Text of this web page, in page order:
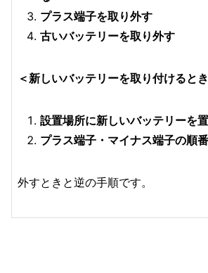
プラス端子を取り外す
古いバッテリーを取り外す
＜新しいバッテリーを取り付けると
設置場所に新しいバッテリーを置
プラス端子・マイナス端子の順
外すときと逆の手順です。